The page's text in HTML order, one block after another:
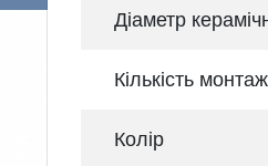
Діаметр
Кількість
Колір